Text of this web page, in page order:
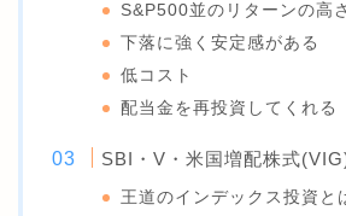
S&P500並のリターンの高さ
下落に強く安定感がある
低コスト
配当金を再投資してくれる
SBI・V・米国増配株式
王道のインデックス投資と